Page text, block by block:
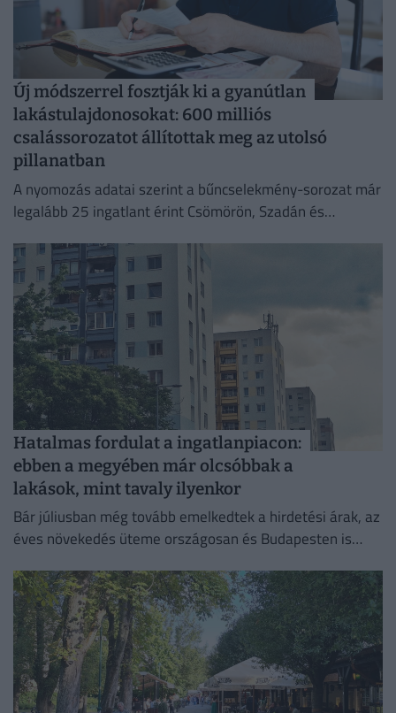
Új módszerrel fosztják ki a gyanútlan
lakástulajdonosokat: 600 milliós
csalássorozatot állítottak meg az utolsó
pillanatban
A nyomozás adatai szerint a bűncselekmény-sorozat már
legalább 25 ingatlant érint Csömörön, Szadán és
Hatalmas fordulat a ingatlanpiacon:
ebben a megyében már olcsóbbak a
lakások, mint tavaly ilyenkor
Bár júliusban még tovább emelkedtek a hirdetési árak, az
éves növekedés üteme országosan és Budapesten is